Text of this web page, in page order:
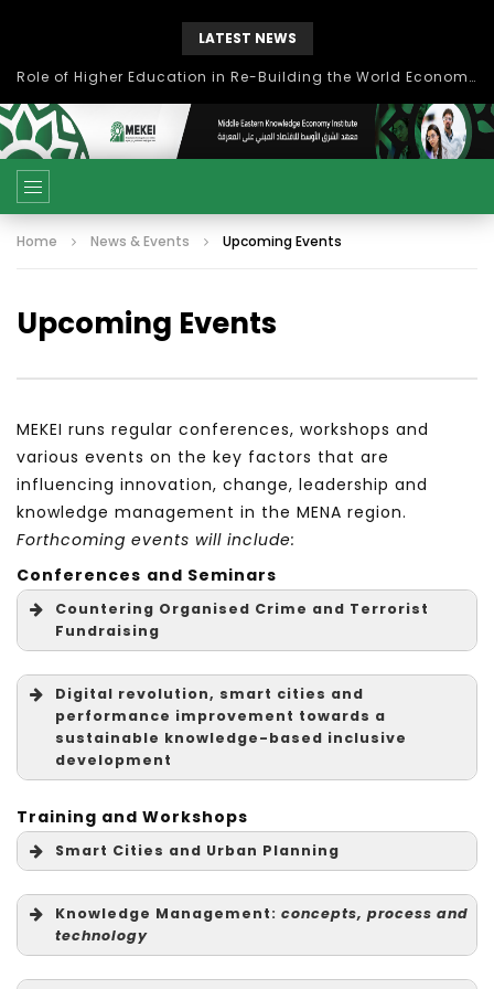
LATEST NEWS
بحث آفاق التعاون بين اتحاد جامعات العالم الإسلامي والجمعية الدولية للتنمية المستدامة
Home News & Events Upcoming Events
Upcoming Events
MEKEI runs regular conferences, workshops and
various events on the key factors that are
influencing innovation, change, leadership and
knowledge management in the MENA region.
Forthcoming events will include:
Conferences and Seminars
Countering Organised Crime and Terrorist
Fundraising
Digital revolution, smart cities and
performance improvement towards a
sustainable knowledge-based inclusive
development
Training and Workshops
Smart Cities and Urban Planning
Knowledge Management: concepts, process and
technology